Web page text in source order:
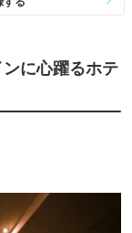
で溶けたであろう跡
に心躍るホテ